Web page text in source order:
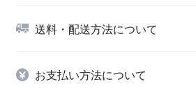
送料・配送方法について
お支払い方法について